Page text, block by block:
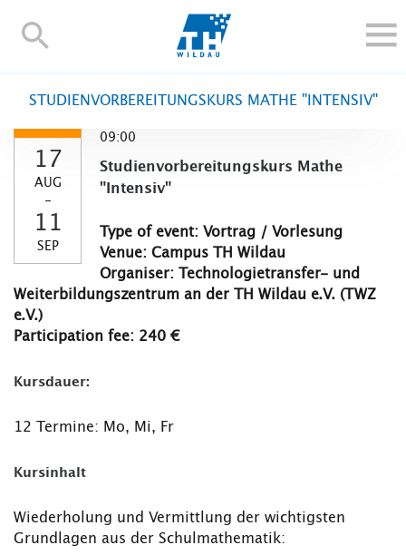
TH-
ALUMNI
UNIVERSITY
INTERNATIONAL
Contact and directions Webmail Moodle
TH Online-Portal Deutsch
STUDIENVORBEREITUNGSKURS MATHE "INTENSIV"
17
AUG
-
11
SEP
09:00
Studienvorbereitungskurs Mathe
"Intensiv"
Type of event: Vortrag / Vorlesung
Venue: Campus TH Wildau
Organiser: Technologietransfer- und
Weiterbildungszentrum an der TH Wildau e.V. (TWZ
e.V.)
Participation fee: 240 €
Kursdauer:
12 Termine: Mo, Mi, Fr
Kursinhalt
Wiederholung und Vermittlung der wichtigsten
Grundlagen aus der Schulmathematik: